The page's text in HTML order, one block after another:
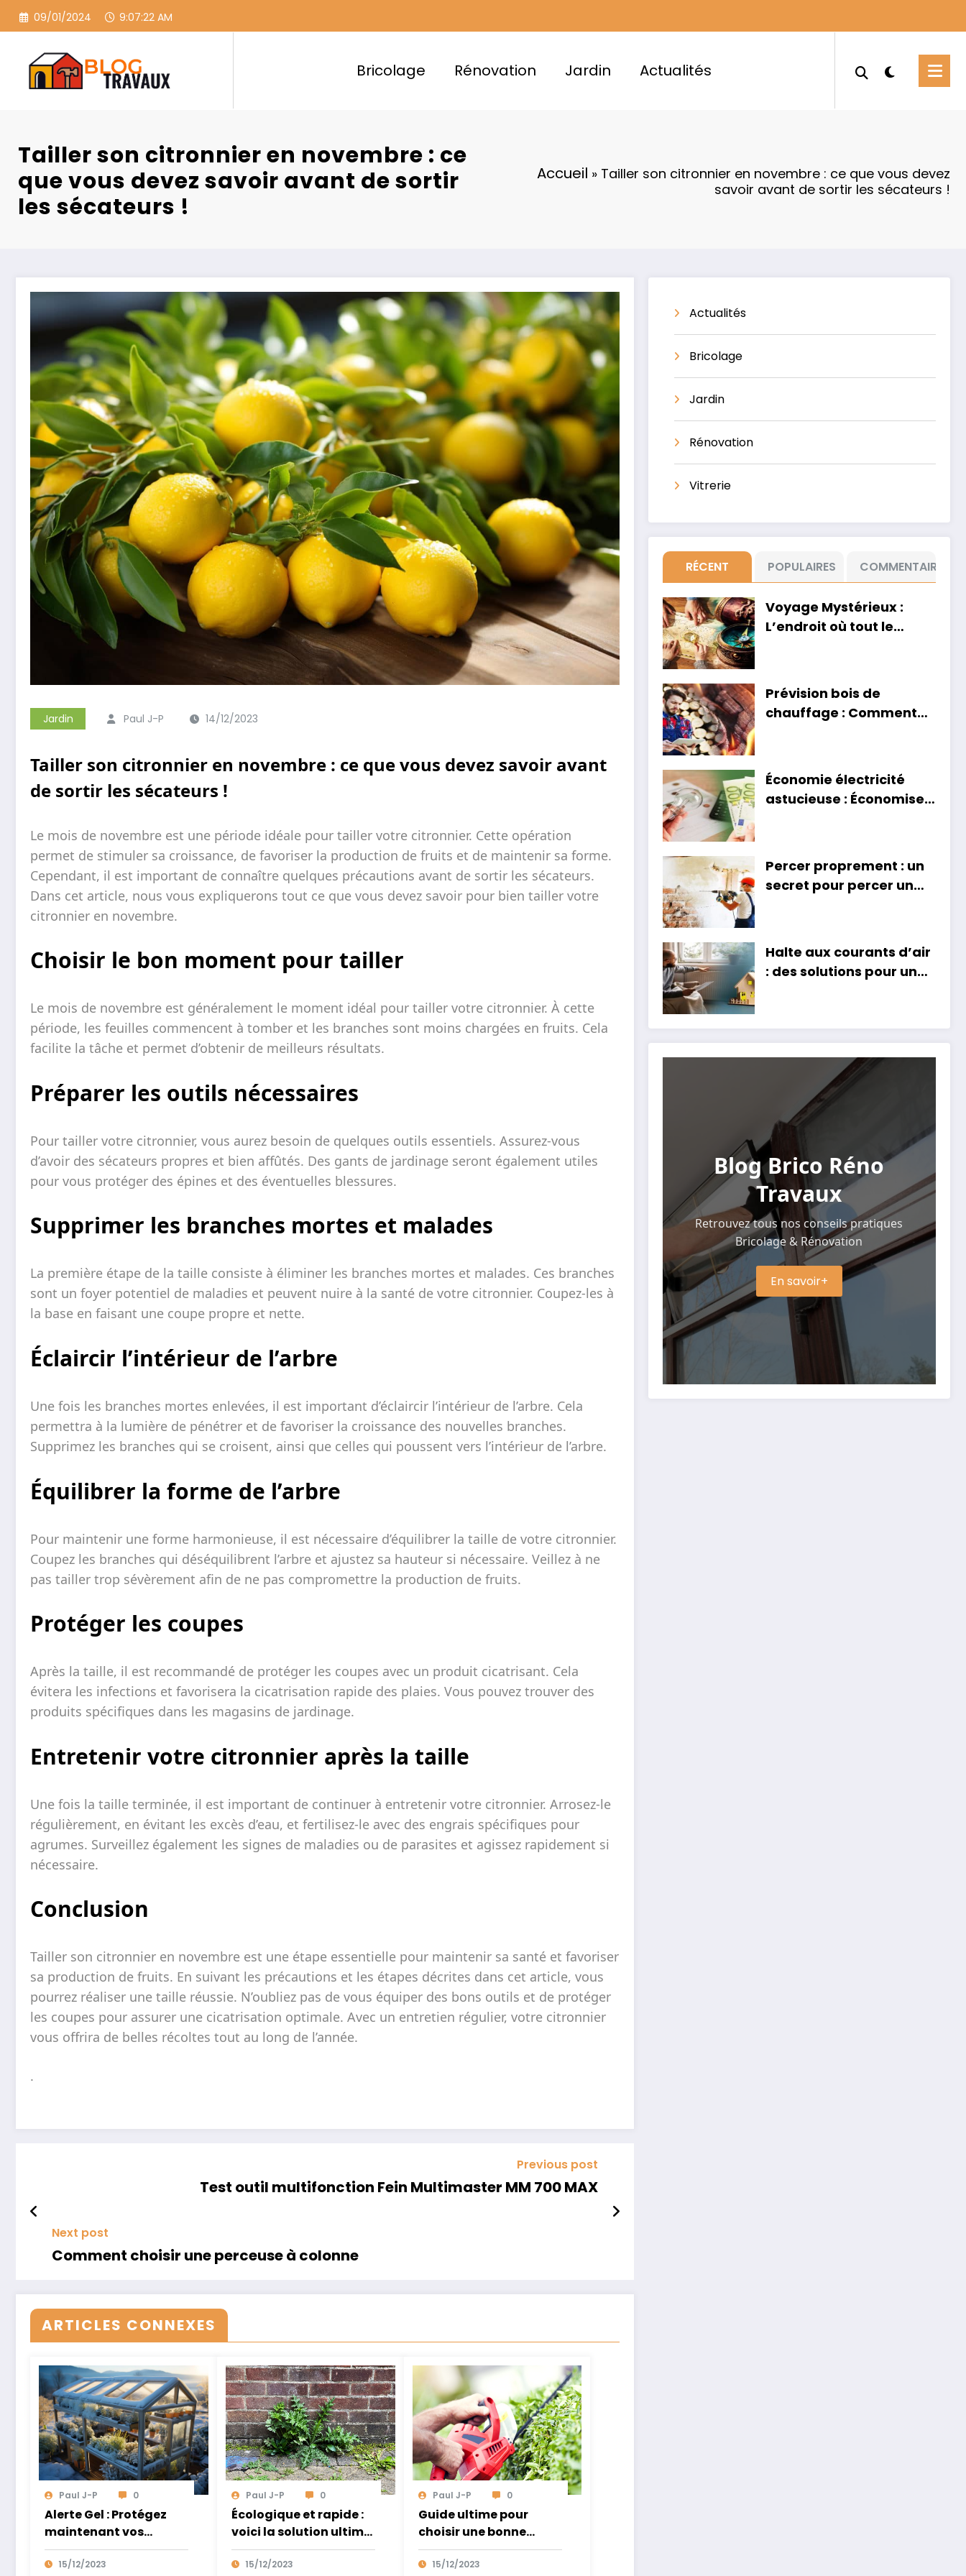
Aller
09/01/2024 9:07:23 AM
Bricolage Rénovation Jardin Actualités
Tailler son citronnier en novembre : ce
que vous devez savoir avant de sortir
les sécateurs !
Accueil » Tailler son citronnier en novembre : ce que vous devez
savoir avant de sortir les sécateurs !
Jardin Paul J-P 14/12/2023
Tailler son citronnier en novembre : ce que vous devez savoir avant
de sortir les sécateurs !
Le mois de novembre est une période idéale pour tailler votre citronnier. Cette opération
permet de stimuler sa croissance, de favoriser la production de fruits et de maintenir sa forme.
Cependant, il est important de connaître quelques précautions avant de sortir les sécateurs.
Dans cet article, nous vous expliquerons tout ce que vous devez savoir pour bien tailler votre
citronnier en novembre.
Choisir le bon moment pour tailler
Le mois de novembre est généralement le moment idéal pour tailler votre citronnier. À cette
période, les feuilles commencent à tomber et les branches sont moins chargées en fruits. Cela
facilite la tâche et permet d’obtenir de meilleurs résultats.
Préparer les outils nécessaires
Pour tailler votre citronnier, vous aurez besoin de quelques outils essentiels. Assurez-vous
d’avoir des sécateurs propres et bien affûtés. Des gants de jardinage seront également utiles
pour vous protéger des épines et des éventuelles blessures.
Supprimer les branches mortes et malades
La première étape de la taille consiste à éliminer les branches mortes et malades. Ces branches
sont un foyer potentiel de maladies et peuvent nuire à la santé de votre citronnier. Coupez-les à
la base en faisant une coupe propre et nette.
Éclaircir l’intérieur de l’arbre
Une fois les branches mortes enlevées, il est important d’éclaircir l’intérieur de l’arbre. Cela
permettra à la lumière de pénétrer et de favoriser la croissance des nouvelles branches.
Supprimez les branches qui se croisent, ainsi que celles qui poussent vers l’intérieur de l’arbre.
Équilibrer la forme de l’arbre
Pour maintenir une forme harmonieuse, il est nécessaire d’équilibrer la taille de votre citronnier.
Coupez les branches qui déséquilibrent l’arbre et ajustez sa hauteur si nécessaire. Veillez à ne
pas tailler trop sévèrement afin de ne pas compromettre la production de fruits.
Protéger les coupes
Après la taille, il est recommandé de protéger les coupes avec un produit cicatrisant. Cela
évitera les infections et favorisera la cicatrisation rapide des plaies. Vous pouvez trouver des
produits spécifiques dans les magasins de jardinage.
Entretenir votre citronnier après la taille
Une fois la taille terminée, il est important de continuer à entretenir votre citronnier. Arrosez-le
régulièrement, en évitant les excès d’eau, et fertilisez-le avec des engrais spécifiques pour
agrumes. Surveillez également les signes de maladies ou de parasites et agissez rapidement si
nécessaire.
Conclusion
Tailler son citronnier en novembre est une étape essentielle pour maintenir sa santé et favoriser
sa production de fruits. En suivant les précautions et les étapes décrites dans cet article, vous
pourrez réaliser une taille réussie. N’oubliez pas de vous équiper des bons outils et de protéger
les coupes pour assurer une cicatrisation optimale. Avec un entretien régulier, votre citronnier
vous offrira de belles récoltes tout au long de l’année.
.
Previous post
Test outil multifonction Fein Multimaster MM 700 MAX
Next post
Comment choisir une perceuse à colonne
ARTICLES CONNEXES
Paul J-P 0
Alerte Gel : Protégez
maintenant vos
plantes avec ces
astuces simples
15/12/2023
Paul J-P 0
Écologique et rapide :
voici la solution ultime
pour vaincre les
mauvaises herbes
15/12/2023
Paul J-P 0
Guide ultime pour
choisir une bonne
cisaille électrique
15/12/2023
Actualités
Bricolage
Jardin
Rénovation
Vitrerie
RÉCENT POPULAIRES COMMENTAIRE
Voyage Mystérieux :
L’endroit où tout le
Prévision bois de
chauffage : Comment
Économie électricité
astucieuse : Économisez
Percer proprement : un
secret pour percer un
Halte aux courants d’air
: des solutions pour un
Blog Brico Réno
Travaux
Retrouvez tous nos conseils pratiques
Bricolage & Rénovation
En savoir+